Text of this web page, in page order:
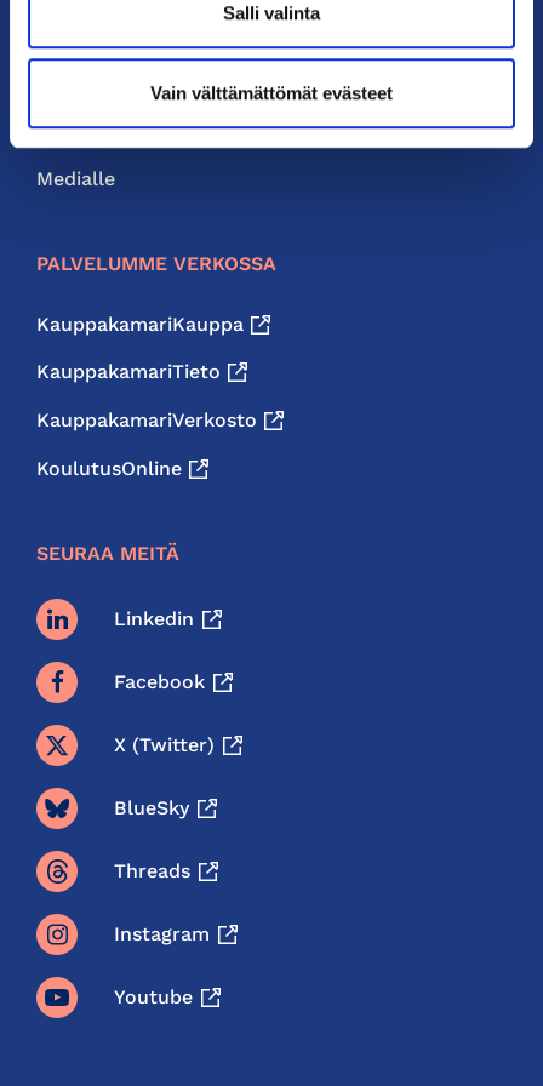
Salli valinta
Vain välttämättömät evästeet
Neuvonta ja palvelut
Jäsenedut
Medialle
PALVELUMME VERKOSSA
KauppakamariKauppa
KauppakamariTieto
KauppakamariVerkosto
KoulutusOnline
SEURAA MEITÄ
Linkedin
Facebook
X (twitter)
BlueSky
Threads
Instagram
Youtube